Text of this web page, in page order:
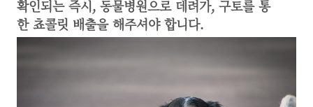
확인되는 즉시, 동물병원으로 데려가, 구토를 통
한 쵸콜릿 배출을 해주셔야 합니다.